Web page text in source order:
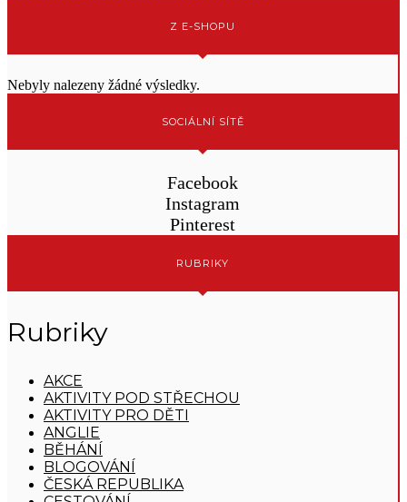
Z E-SHOPU
Nebyly nalezeny žádné výsledky.
SOCIÁLNÍ SÍTĚ
Facebook
Instagram
Pinterest
RUBRIKY
Rubriky
AKCE
AKTIVITY POD STŘECHOU
AKTIVITY PRO DĚTI
ANGLIE
BĚHÁNÍ
BLOGOVÁNÍ
ČESKÁ REPUBLIKA